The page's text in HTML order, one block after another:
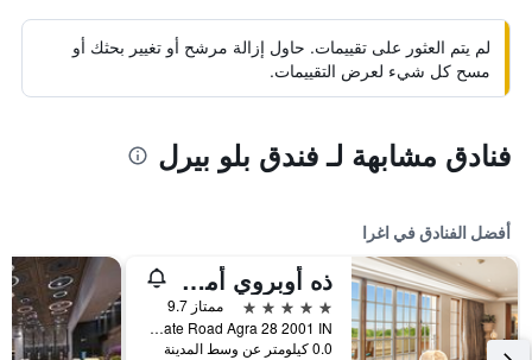
لم يتم العثور على تقييمات. حاول إزالة مرشح أو تغيير بحثك أو
مسح كل شيء لعرض التقييمات.
فنادق مشابهة لـ فندق بلو بيرل
أفضل الفنادق في اغرا
ذه أوبروي أمارفيلاز أغرا
5 نجوم
ممتاز 9.7
Taj East Gate Road Agra 28 2001 IN, اغرا, الهند
0.0 كيلومتر عن وسط المدينة